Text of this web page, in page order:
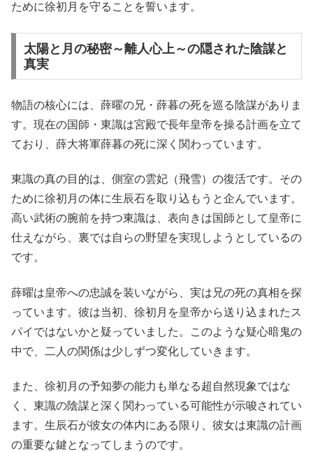
ために徐初月を守ることを誓います。
太陽と月の秘密～離人心上～の隠された陰謀と
真実
物語の核心には、薛曜の兄・薛暮の死を巡る陰謀がありま
す。現在の国師・東識は宮殿で長年皇帝を操る計画を立て
ており、薛大将軍薛暮の死に深く関わっています。
東識の真の目的は、側室の雲妃（飛雪）の復活です。その
ために徐初月の体に生辰石を取り込もうと企んでいます。
高い武術の腕前を持つ東識は、表向きは国師として皇帝に
仕えながら、裏では自らの野望を実現しようとしているの
です。
薛曜は皇帝への忠誠を装いながら、実は兄の死の真相を探
っています。彼は当初、徐初月を皇帝から送り込まれたス
パイではないかと疑っていました。このような疑心暗鬼の
中で、二人の関係は少しずつ変化していきます。
また、徐初月の予知夢の能力も単なる超自然現象ではな
く、東識の陰謀と深く関わっている可能性が示唆されてい
ます。生辰石が彼女の体内にある限り、彼女は東識の計画
の重要な鍵となってしまうのです。